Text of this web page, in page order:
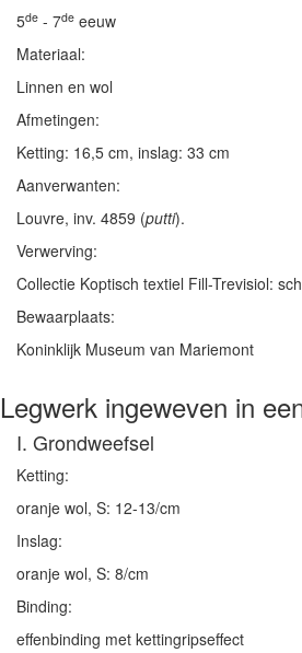
5de - 7de eeuw
Materiaal:
Linnen en wol
Afmetingen:
Ketting: 16,5 cm, inslag: 33 cm
Aanverwanten:
Louvre, inv. 4859 (putti).
Verwerving:
Collectie Koptisch textiel Fill-Trevisiol:
Bewaarplaats:
Koninklijk Museum van Mariemont
Legwerk ingeweven in
I. Grondweefsel
Ketting:
oranje wol, S: 12-13/cm
Inslag:
oranje wol, S: 8/cm
Binding:
effenbinding met kettingripseffect